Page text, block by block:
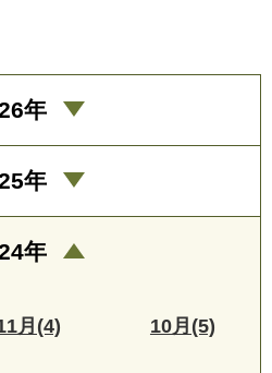
年
年
年
月(4) 10月(5)